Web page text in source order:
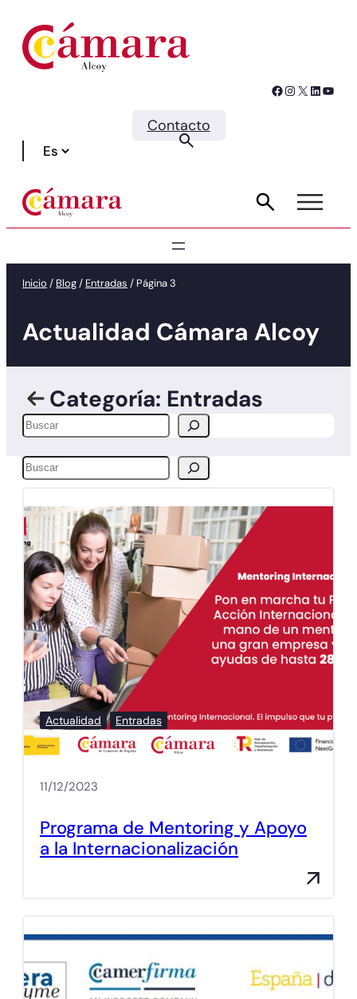
Facebook Instagram X LinkedIn YouTube
Contacto
Inicio / Blog/ Entradas / Página 3
Actualidad Cámara Alcoy
Categoría: Entradas
Buscar
Buscar
Actualidad Entradas
11/12/2023
Programa de Mentoring y Apoyo
a la Internacionalización